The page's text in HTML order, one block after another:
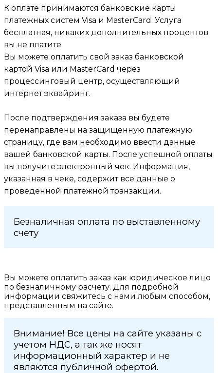
К оплате принимаются банковские карты
платежных систем Visa и MasterCard. Услуга
бесплатная, никаких дополнительных процентов
вы не платите.
Вы можете оплатить свой заказ банковской
картой Visa или MasterCard через
процессинговый центр, осуществляющий
интернет эквайринг.
После подтверждения заказа вы будете
перенаправлены на защищенную платежную
страницу, где вам необходимо ввести данные
вашей банковской карты. После успешной оплаты
вы получите электронный чек. Информация,
указанная в чеке, содержит все данные о
проведенной платежной транзакции.
Безналичная оплата по выставленному
счету
Вы можете оплатить заказ как юридическое лицо
по безналичному расчету. Для подробной
информации свяжитесь с нами любым способом,
представленным на сайте.
Внимание! Все цены на сайте указаны с
учетом НДС, а так же носят
информационный характер и не
являются публичной офертой.